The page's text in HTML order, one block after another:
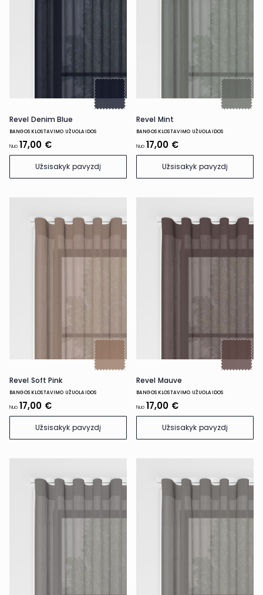
Revel Denim Blue
BANGOS KLOSTAVIMO UŽUOLAIDOS
Nuo 17,00 €
Užsisakyk pavyzdį
Revel Mint
BANGOS KLOSTAVIMO UŽUOLAIDOS
Nuo 17,00 €
Užsisakyk pavyzdį
Revel Soft Pink
BANGOS KLOSTAVIMO UŽUOLAIDOS
Nuo 17,00 €
Užsisakyk pavyzdį
Revel Mauve
BANGOS KLOSTAVIMO UŽUOLAIDOS
Nuo 17,00 €
Užsisakyk pavyzdį